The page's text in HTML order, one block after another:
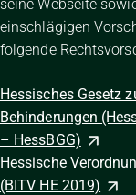
seine Webseite
einschlägigen
folgende
Hessisches Gesetz
Behinderungen
– HessBGG)
Hessische
(BITV HE 2019)